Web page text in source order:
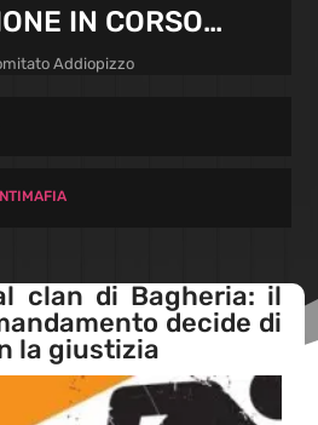
IN CORSO…
Addiopizzo
clan di Bagheria: il
decide di
la giustizia